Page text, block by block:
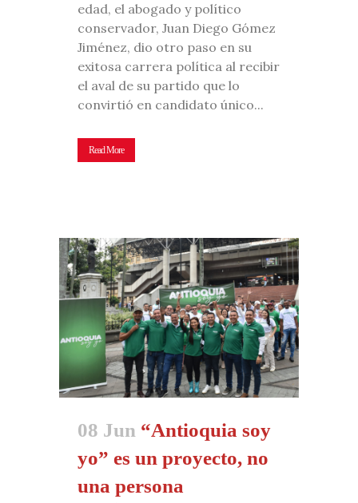
edad, el abogado y político
conservador, Juan Diego Gómez
Jiménez, dio otro paso en su
exitosa carrera política al recibir
el aval de su partido que lo
convirtió en candidato único...
Read More
08 Jun “Antioquia soy
yo” es un proyecto, no
una persona